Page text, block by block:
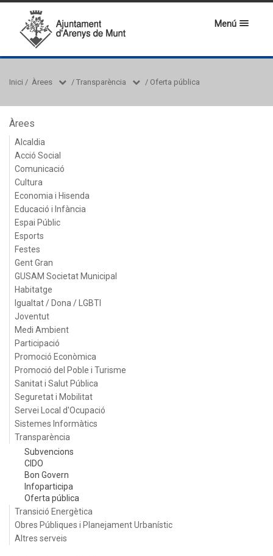
Menú
Inici / Àrees / Transparència / Oferta pública
Àrees
Alcaldia
Acció Social
Comunicació
Cultura
Economia i Hisenda
Educació i Infància
Espai Públic
Esports
Festes
Gent Gran
GUSAM Societat Municipal
Habitatge
Igualtat / Dona / LGBTI
Joventut
Medi Ambient
Participació
Promoció Econòmica
Promoció del Poble i Turisme
Sanitat i Salut Pública
Seguretat i Mobilitat
Servei Local d'Ocupació
Sistemes Informàtics
Transparència
Subvencions
CIDO
Bon Govern
Infoparticipa
Oferta pública
Transició Energètica
Obres Públiques i Planejament Urbanístic
Altres serveis